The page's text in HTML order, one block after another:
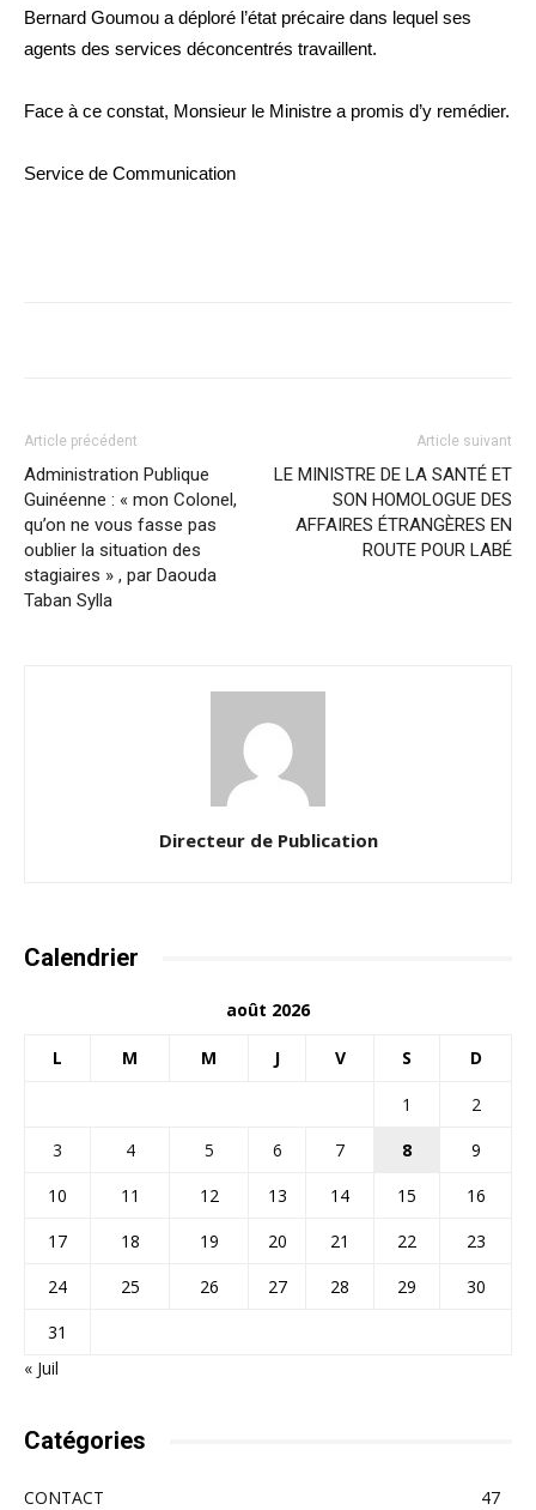
Bernard Goumou a déploré l’état précaire dans lequel ses
agents des services déconcentrés travaillent.
Face à ce constat, Monsieur le Ministre a promis d’y remédier.
Service de Communication
Article précédent
Administration Publique
Guinéenne : « mon Colonel,
qu’on ne vous fasse pas
oublier la situation des
stagiaires » , par Daouda
Taban Sylla
Article suivant
LE MINISTRE DE LA SANTÉ ET
SON HOMOLOGUE DES
AFFAIRES ÉTRANGÈRES EN
ROUTE POUR LABÉ
Directeur de Publication
Calendrier
août 2026
L M M J V S D
1
2
3
4 5 6 7 8
9
10
11 12 13 14 15
16
17
18 19 20 21 22
23
24
25 26 27 28 29
30
31
« Juil
Catégories
CONTACT 47